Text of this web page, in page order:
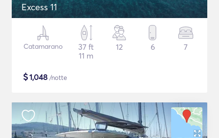
Excess 11
Catamarano
37 ft
11 m
12 6 7
$1,048 /notte